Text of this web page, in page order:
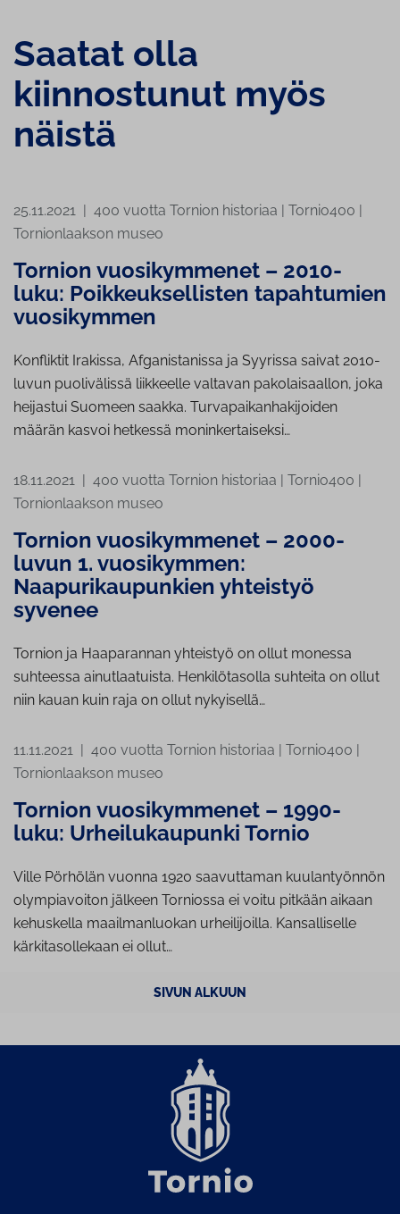
Saatat olla
kiinnostunut myös
näistä
25.11.2021 | 400 vuotta Tornion historiaa | Tornio400 |
Tornionlaakson museo
Tornion vuosikymmenet – 2010-
luku: Poikkeuksellisten tapahtumien
vuosikymmen
Konfliktit Irakissa, Afganistanissa ja Syyrissa saivat 2010-
luvun puolivälissä liikkeelle valtavan pakolaisaallon, joka
heijastui Suomeen saakka. Turvapaikanhakijoiden
määrän kasvoi hetkessä moninkertaiseksi…
18.11.2021 | 400 vuotta Tornion historiaa | Tornio400 |
Tornionlaakson museo
Tornion vuosikymmenet – 2000-
luvun 1. vuosikymmen:
Naapurikaupunkien yhteistyö
syvenee
Tornion ja Haaparannan yhteistyö on ollut monessa
suhteessa ainutlaatuista. Henkilötasolla suhteita on ollut
niin kauan kuin raja on ollut nykyisellä…
11.11.2021 | 400 vuotta Tornion historiaa | Tornio400 |
Tornionlaakson museo
Tornion vuosikymmenet – 1990-
luku: Urheilukaupunki Tornio
Ville Pörhölän vuonna 1920 saavuttaman kuulantyönnön
olympiavoiton jälkeen Torniossa ei voitu pitkään aikaan
kehuskella maailmanluokan urheilijoilla. Kansalliselle
kärkitasollekaan ei ollut…
SIVUN ALKUUN